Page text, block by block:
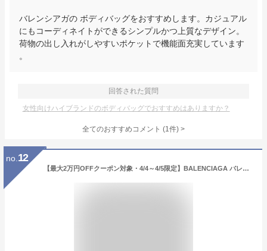
バレンシアガの ボディバッグをおすすめします。カジュアル
にもコーディネイトができるシンプルかつ上質なデザイン。
荷物の出し入れがしやすいポケットで機能面充実しています
。
回答された質問
女性向けハイブランドのボディバッグでおすすめはありますか？
全てのおすすめコメント (1件) >
no. 12
【最大2万円OFFクーポン対象・4/4～4/5限定】BALENCIAGA バレンシアガ ボディバッグ EXPLORER BELTPACK エクスプローラー ベルトパック 482389 2JMF7 レディース ベルトバッグ ロゴ 鞄 1000 4823892JMF71000【dc_kikaku】